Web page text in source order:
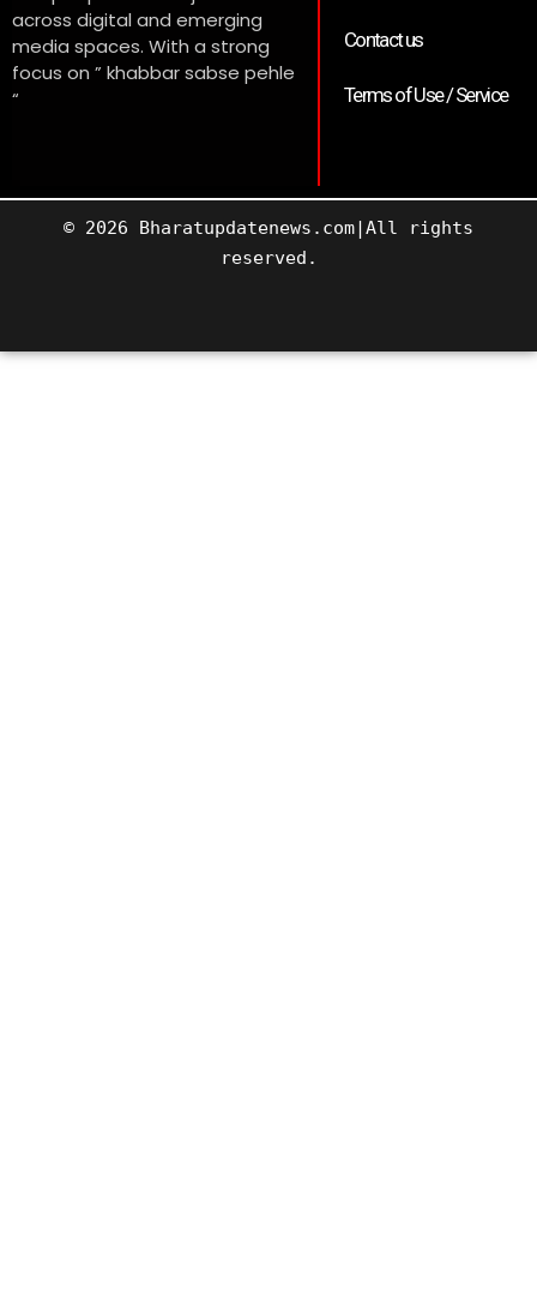
across digital and emerging
media spaces. With a strong
focus on ” khabbar sabse pehle
“
Contact us
Terms of Use / Service
© 2026 Bharatupdatenews.com|All rights
reserved.